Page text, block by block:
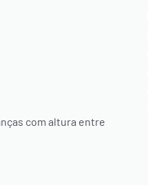
com altura entre